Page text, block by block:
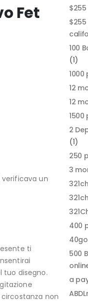
Fet
un
ti
tuo disegno.
non
100
(1)
12
12
2
(1)
250
3
400
500
a